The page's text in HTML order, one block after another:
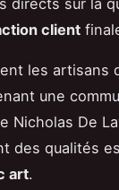
directs sur la
client
les
une
Nicholas De
des qualités
art.